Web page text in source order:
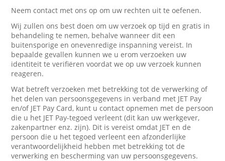
Neem contact met ons op om uw rechten uit te oefenen.
Wij zullen ons best doen om uw verzoek op tijd en gratis in
behandeling te nemen, behalve wanneer dit een
buitensporige en onevenredige inspanning vereist. In
bepaalde gevallen kunnen we u erom verzoeken uw
identiteit te verifiëren voordat we op uw verzoek kunnen
reageren.
Wat betreft verzoeken met betrekking tot de verwerking of
het delen van persoonsgegevens in verband met JET Pay
en/of JET Pay Card, kunt u contact opnemen met de persoon
die u het JET Pay-tegoed verleent (dit kan uw werkgever,
zakenpartner enz. zijn). Dit is vereist omdat JET en de
persoon die u het tegoed verleent een afzonderlijke
verantwoordelijkheid hebben met betrekking tot de
verwerking en bescherming van uw persoonsgegevens.